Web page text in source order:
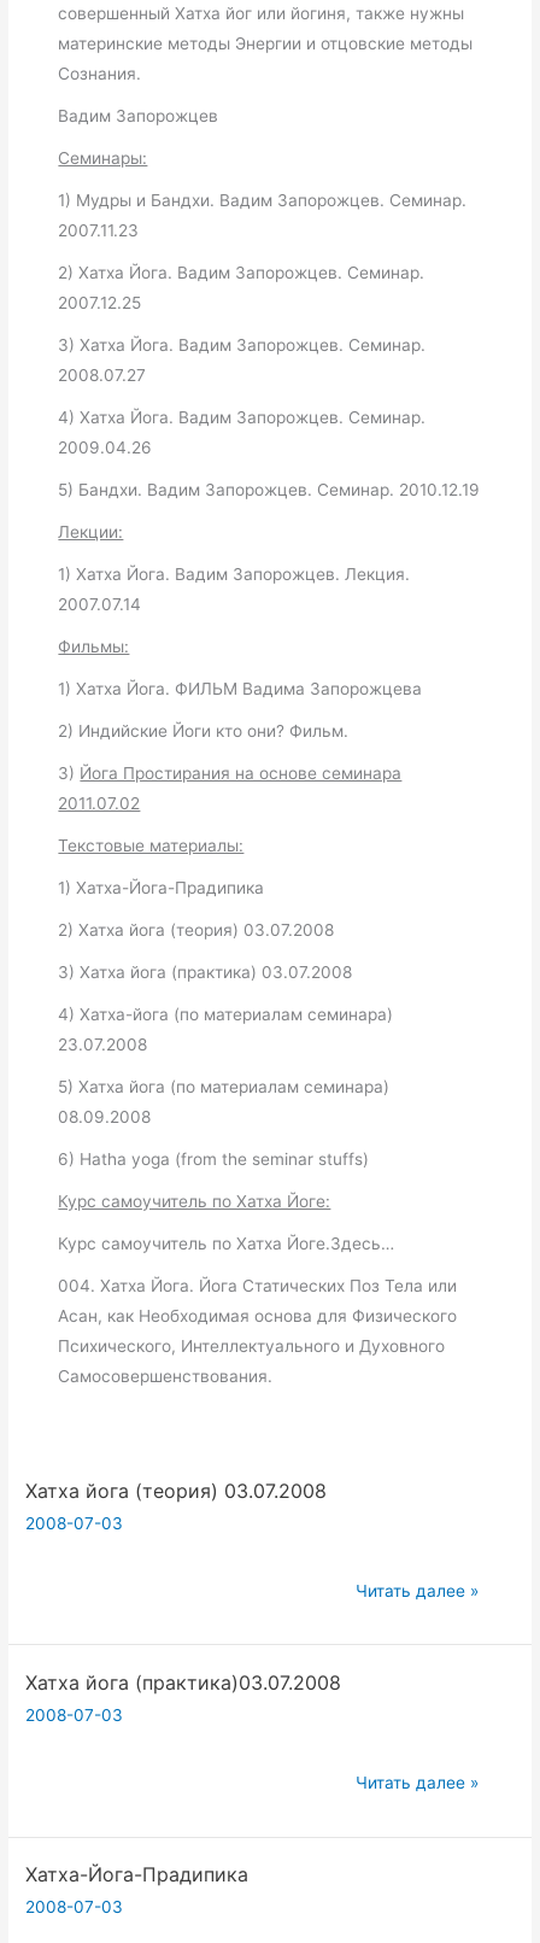
совершенный Хатха йог или йогиня, также нужны
материнские методы Энергии и отцовские методы
Сознания.
Вадим Запорожцев
Семинары:
1) Мудры и Бандхи. Вадим Запорожцев. Семинар.
2007.11.23
2) Хатха Йога. Вадим Запорожцев. Семинар.
2007.12.25
3) Хатха Йога. Вадим Запорожцев. Семинар.
2008.07.27
4) Хатха Йога. Вадим Запорожцев. Семинар.
2009.04.26
5) Бандхи. Вадим Запорожцев. Семинар. 2010.12.19
Лекции:
1) Хатха Йога. Вадим Запорожцев. Лекция.
2007.07.14
Фильмы:
1) Хатха Йога. ФИЛЬМ Вадима Запорожцева
2) Индийские Йоги кто они? Фильм.
3) Йога Простирания на основе семинара
2011.07.02
Текстовые материалы:
1) Хатха-Йога-Прадипика
2) Хатха йога (теория) 03.07.2008
3) Хатха йога (практика) 03.07.2008
4) Хатха-йога (по материалам семинара)
23.07.2008
5) Хатха йога (по материалам семинара)
08.09.2008
6) Hatha yoga (from the seminar stuffs)
Курс самоучитель по Хатха Йоге:
Курс самоучитель по Хатха Йоге.Здесь…
004. Хатха Йога. Йога Статических Поз Тела или
Асан, как Необходимая основа для Физического
Психического, Интеллектуального и Духовного
Самосовершенствования.
Хатха йога (теория) 03.07.2008
2008-07-03
Хатха
(теория)
Читать далее »
Хатха йога (практика)03.07.2008
2008-07-03
Хатха
(практика)03.07.2008
Читать далее »
Хатха-Йога-Прадипика
2008-07-03